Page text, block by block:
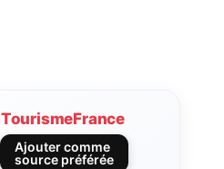
TourismeFrance
Ajouter comme
source préférée